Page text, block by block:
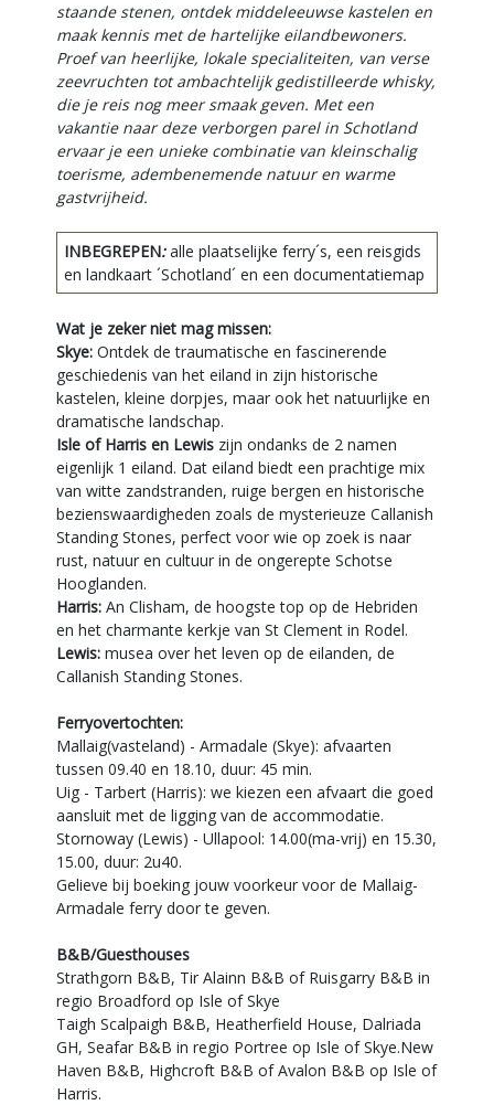
staande stenen, ontdek middeleeuwse kastelen en
maak kennis met de hartelijke eilandbewoners.
Proef van heerlijke, lokale specialiteiten, van verse
zeevruchten tot ambachtelijk gedistilleerde whisky,
die je reis nog meer smaak geven. Met een
vakantie naar deze verborgen parel in Schotland
ervaar je een unieke combinatie van kleinschalig
toerisme, adembenemende natuur en warme
gastvrijheid.
INBEGREPEN: alle plaatselijke ferry´s, een reisgids
en landkaart ´Schotland´ en een documentatiemap
Wat je zeker niet mag missen:
Skye: Ontdek de traumatische en fascinerende
geschiedenis van het eiland in zijn historische
kastelen, kleine dorpjes, maar ook het natuurlijke en
dramatische landschap.
Isle of Harris en Lewis zijn ondanks de 2 namen
eigenlijk 1 eiland. Dat eiland biedt een prachtige mix
van witte zandstranden, ruige bergen en historische
bezienswaardigheden zoals de mysterieuze Callanish
Standing Stones, perfect voor wie op zoek is naar
rust, natuur en cultuur in de ongerepte Schotse
Hooglanden.
Harris: An Clisham, de hoogste top op de Hebriden
en het charmante kerkje van St Clement in Rodel.
Lewis: musea over het leven op de eilanden, de
Callanish Standing Stones.
Ferryovertochten:
Mallaig(vasteland) - Armadale (Skye): afvaarten
tussen 09.40 en 18.10, duur: 45 min.
Uig - Tarbert (Harris): we kiezen een afvaart die goed
aansluit met de ligging van de accommodatie.
Stornoway (Lewis) - Ullapool: 14.00(ma-vrij) en 15.30,
15.00, duur: 2u40.
Gelieve bij boeking jouw voorkeur voor de Mallaig-
Armadale ferry door te geven.
B&B/Guesthouses
Strathgorn B&B, Tir Alainn B&B of Ruisgarry B&B in
regio Broadford op Isle of Skye
Taigh Scalpaigh B&B, Heatherfield House, Dalriada
GH, Seafar B&B in regio Portree op Isle of Skye.New
Haven B&B, Highcroft B&B of Avalon B&B op Isle of
Harris.